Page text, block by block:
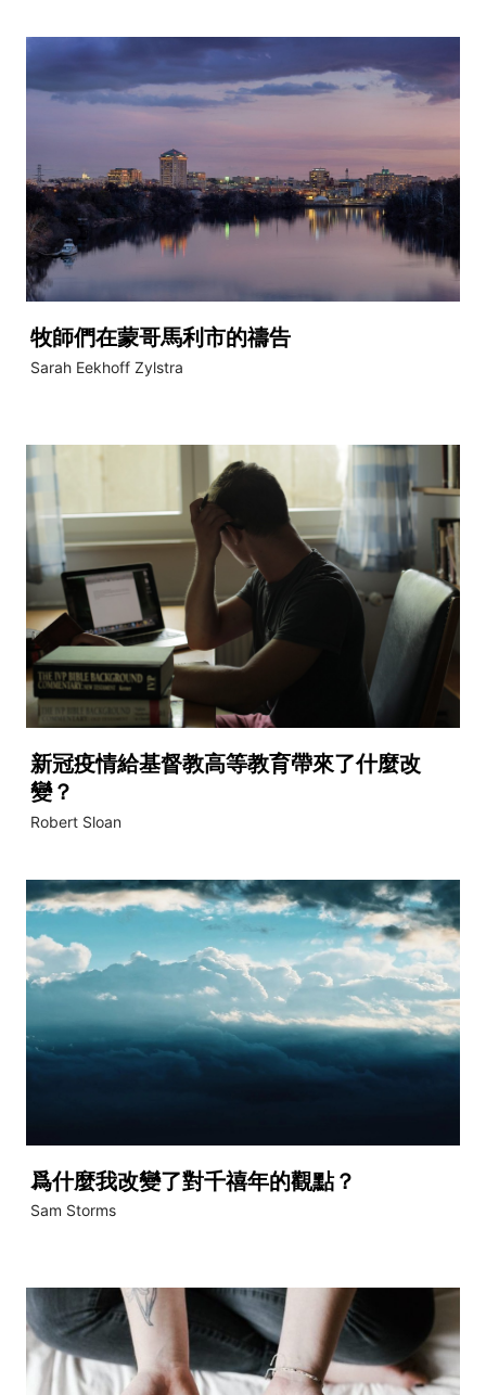
牧師們在蒙哥馬利市的禱告
Sarah Eekhoff Zylstra
新冠疫情給基督教高等教育帶來了什麼改
變？
Robert Sloan
爲什麼我改變了對千禧年的觀點？
Sam Storms